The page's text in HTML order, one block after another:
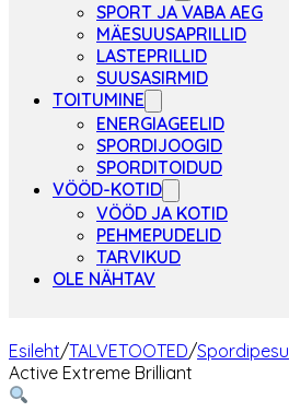
SPORT JA VABA AEG
MÄESUUSAPRILLID
LASTEPRILLID
SUUSASIRMID
TOITUMINE
ENERGIAGEELID
SPORDIJOOGID
SPORDITOIDUD
VÖÖD-KOTID
VÖÖD JA KOTID
PEHMEPUDELID
TARVIKUD
OLE NÄHTAV
Esileht/TALVETOOTED/Spordipesu
Active Extreme Brilliant